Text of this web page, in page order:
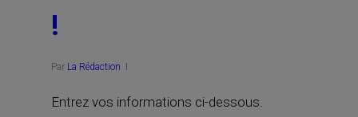
!
Par La Rédaction
Entrez vos informations ci-dessous.